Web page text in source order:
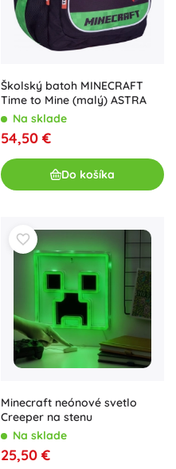
Školský batoh MINECRAFT
Time to Mine (malý) ASTRA
Na sklade
54,50 €
Do košíka
Minecraft neónové svetlo
Creeper na stenu
Na sklade
25,50 €